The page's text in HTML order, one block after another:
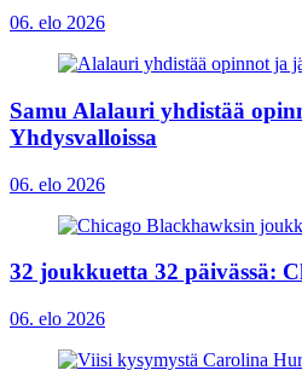
06. elo 2026
Samu Alalauri yhdistää
Yhdysvalloissa
06. elo 2026
32 joukkuetta 32 päivässä:
06. elo 2026